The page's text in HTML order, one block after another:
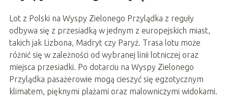
Lot z Polski na Wyspy Zielonego Przylądka z reguły
odbywa się z przesiadką w jednym z europejskich miast,
takich jak Lizbona, Madryt czy Paryż. Trasa lotu może
różnić się w zależności od wybranej linii lotniczej oraz
miejsca przesiadki. Po dotarciu na Wyspy Zielonego
Przylądka pasażerowie mogą cieszyć się egzotycznym
klimatem, pięknymi plażami oraz malowniczymi widokami.